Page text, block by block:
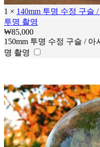
1 × 140mm 투명 수정 구슬
투명 촬영
₩85,000
150mm 투명 수정 구슬 /
명 촬영